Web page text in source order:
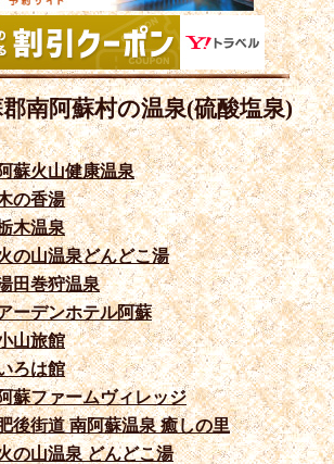
南阿蘇村の温泉(硫酸塩泉)
蘇火山健康温泉
の香湯
木温泉
の山温泉どんどこ湯
田巻狩温泉
ーデンホテル阿蘇
山旅館
ろは館
蘇ファームヴィレッジ
後街道 南阿蘇温泉 癒しの里
の山温泉 どんどこ湯